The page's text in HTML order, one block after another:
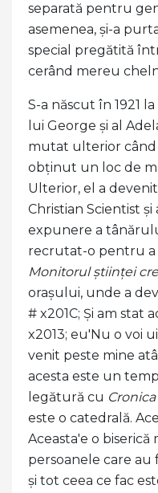
separată pentru
asemenea, și-a
special pregătită
cerând mereu
S-a născut în 1921
lui George și al
mutat ulterior când
obținut un loc de
Ulterior, el a
Christian Scientist
expunere a
recrutat-o ​​pentru a
Monitorul științei
orașului, unde a
# x201C; Și am stat
x2013; eu'Nu o voi
venit peste mine
acesta este un
legătură cu
este o catedrală.
Aceasta'e o biserică
persoanele care au
și tot ceea ce fac